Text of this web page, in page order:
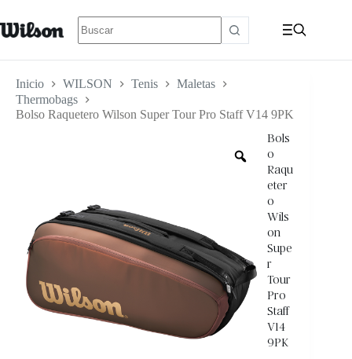
Inicio WILSON Tenis
Maletas
Thermobags
Bolso Raquetero Wilson Super Tour Pro Staff V14 9PK
Bols
o
Raqu
eter
o
Wils
on
Supe
r
Tour
Pro
Staff
V14
9PK